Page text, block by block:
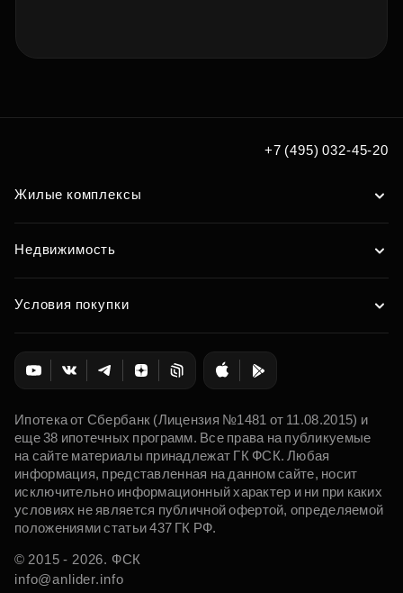
+7 (495) 032-45-20
Жилые комплексы
Недвижимость
Условия покупки
Ипотека от Сбербанк (Лицензия №1481 от 11.08.2015) и
еще 38 ипотечных программ. Все права на публикуемые
на сайте материалы принадлежат ГК ФСК. Любая
информация, представленная на данном сайте, носит
исключительно информационный характер и ни при каких
условиях не является публичной офертой, определяемой
положениями статьи 437 ГК РФ.
© 2015 - 2026. ФСК
info@anlider.info